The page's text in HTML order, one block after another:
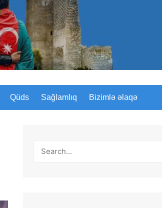
Qüds Sağlamlıq Bizimlə əlaqə